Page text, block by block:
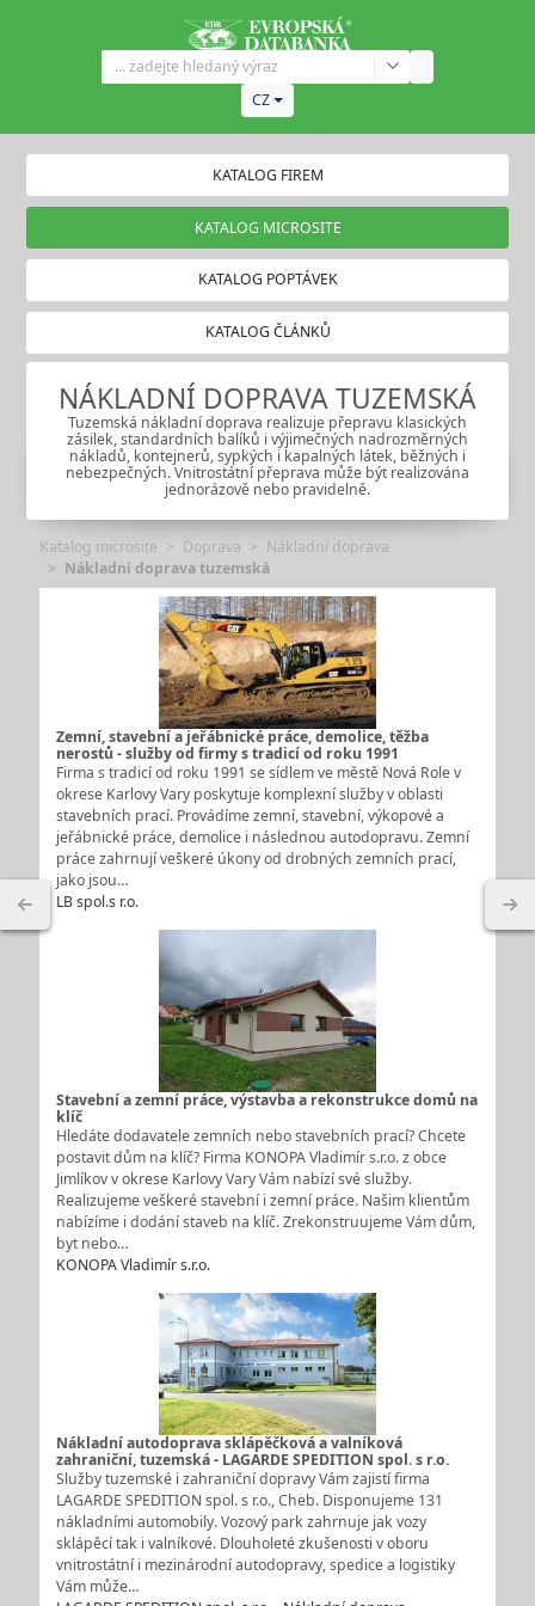
CZ
KATALOG FIREM
KATALOG MICROSITE
KATALOG POPTÁVEK
KATALOG ČLÁNKŮ
NÁKLADNÍ DOPRAVA TUZEMSKÁ
Tuzemská nákladní doprava realizuje přepravu klasických
zásilek, standardních balíků i výjimečných nadrozměrných
nákladů, kontejnerů, sypkých i kapalných látek, běžných i
nebezpečných. Vnitrostátní přeprava může být realizována
jednorázově nebo pravidelně.
Katalog microsite Doprava
Nákladní doprava
Nákladní doprava tuzemská
Zemní, stavební a jeřábnické práce, demolice, těžba
nerostů - služby od firmy s tradicí od roku 1991
Firma s tradicí od roku 1991 se sídlem ve městě Nová Role v
okrese Karlovy Vary poskytuje komplexní služby v oblasti
stavebních prací. Provádíme zemní, stavební, výkopové a
jeřábnické práce, demolice i následnou autodopravu. Zemní
práce zahrnují veškeré úkony od drobných zemních prací,
jako jsou…
LB spol.s r.o.
Stavební a zemní práce, výstavba a rekonstrukce domů na
klíč
Hledáte dodavatele zemních nebo stavebních prací? Chcete
postavit dům na klíč? Firma KONOPA Vladimír s.r.o. z obce
Jimlíkov v okrese Karlovy Vary Vám nabízí své služby.
Realizujeme veškeré stavební i zemní práce. Našim klientům
nabízíme i dodání staveb na klíč. Zrekonstruujeme Vám dům,
byt nebo…
KONOPA Vladimír s.r.o.
Nákladní autodoprava sklápěčková a valníková
zahraniční, tuzemská - LAGARDE SPEDITION spol. s r.o.
Služby tuzemské i zahraniční dopravy Vám zajistí firma
LAGARDE SPEDITION spol. s r.o., Cheb. Disponujeme 131
nákladními automobily. Vozový park zahrnuje jak vozy
sklápěcí tak i valníkové. Dlouholeté zkušenosti v oboru
vnitrostátní i mezinárodní autodopravy, spedice a logistiky
Vám může…